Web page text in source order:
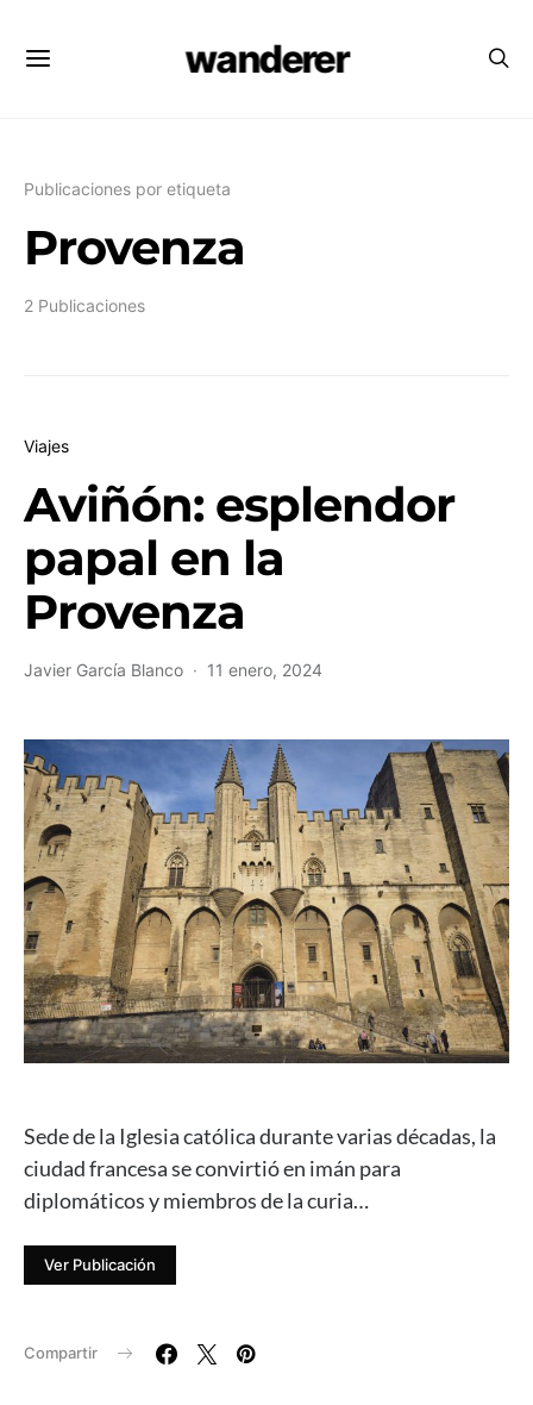
wanderer
Publicaciones por etiqueta
Provenza
2 Publicaciones
Viajes
Aviñón: esplendor
papal en la
Provenza
Javier García Blanco 11 enero, 2024
Sede de la Iglesia católica durante varias décadas, la
ciudad francesa se convirtió en imán para
diplomáticos y miembros de la curia…
Ver Publicación
Compartir